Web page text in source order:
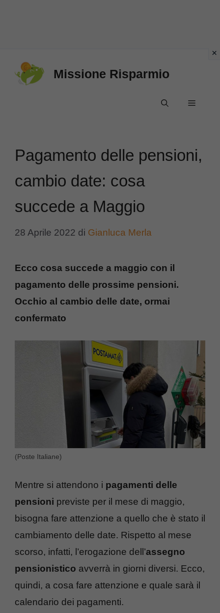
Missione Risparmio
Menu
Pagamento delle pensioni,
cambio date: cosa
succede a Maggio
28 Aprile 2022 di Gianluca Merla
Ecco cosa succede a maggio con il
pagamento delle prossime pensioni.
Occhio al cambio delle date, ormai
confermato
(Poste Italiane)
Mentre si attendono i pagamenti delle
pensioni previste per il mese di maggio,
bisogna fare attenzione a quello che è stato il
cambiamento delle date. Rispetto al mese
scorso, infatti, l’erogazione dell’assegno
pensionistico avverrà in giorni diversi. Ecco,
quindi, a cosa fare attenzione e quale sarà il
calendario dei pagamenti.